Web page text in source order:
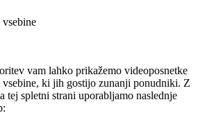
vsebine
vam lahko prikažemo videoposnetke
vsebine, ki jih gostijo zunanji ponudniki. Z
tej spletni strani uporabljamo naslednje